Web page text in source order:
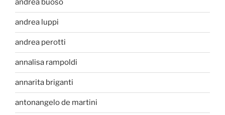
andrea buoso
andrea luppi
andrea perotti
annalisa rampoldi
annarita briganti
antonangelo de martini